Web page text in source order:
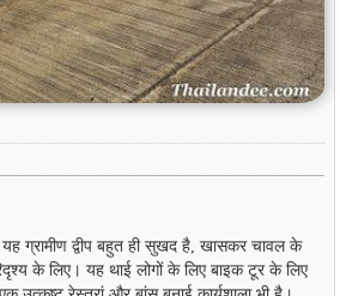
ग्रामीण द्वीप बहुत ही सुखद है, खासकर चावल के
के लिए। यह थाई लोगों के लिए बाइक टूर के लिए